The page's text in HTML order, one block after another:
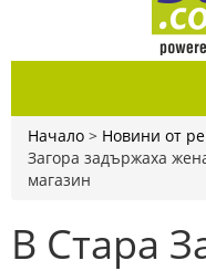
Начало > Новини от
Загора задържаха
магазин
В Стара